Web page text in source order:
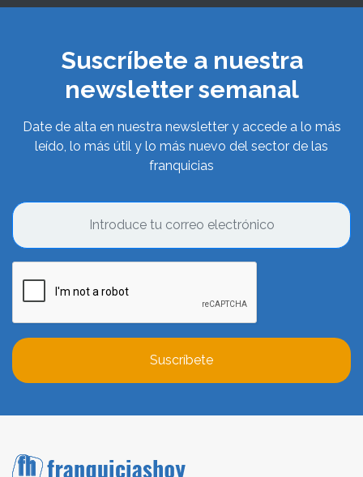
Suscríbete a nuestra
newsletter semanal
Date de alta en nuestra newsletter y accede a lo más
leído, lo más útil y lo más nuevo del sector de las
franquicias
Suscríbete